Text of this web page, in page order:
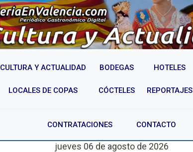
CULTURA Y ACTUALIDAD BODEGAS HOTELES
LOCALES DE COPAS CÓCTELES REPORTAJES
CONTRATACIONES CONTACTO
jueves 06 de agosto de 2026